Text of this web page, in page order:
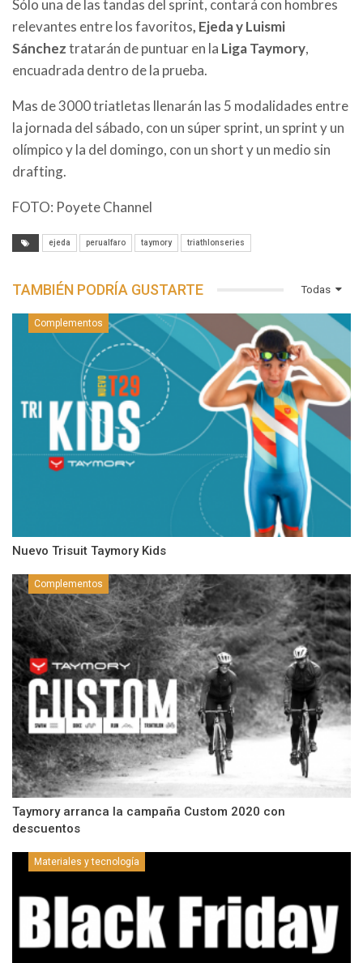
Sólo una de las tandas del sprint, contará con hombres
relevantes entre los favoritos, Ejeda y Luismi
Sáncheztratarán de puntuar en la Liga Taymory,
encuadrada dentro de la prueba.
Mas de 3000 triatletas llenarán las 5 modalidades entre
la jornada del sábado, con un súper sprint, un sprint y un
olímpico y la del domingo, con un short y un medio sin
drafting.
FOTO: Poyete Channel
ejeda perualfaro taymory triathlonseries
Todas
TAMBIÉN PODRÍA GUSTARTE
Complementos
Nuevo Trisuit Taymory Kids
Complementos
Taymory arranca la campaña Custom 2020 con
descuentos
Materiales y tecnología